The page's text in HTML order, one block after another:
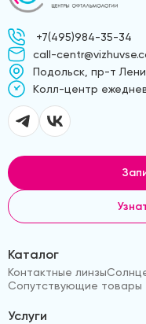
+7(495)984-35-34
call-
Подольск, пр-т
Kолл-центр
Каталог
Контактные линзы
Сопутствующие товары
Услуги